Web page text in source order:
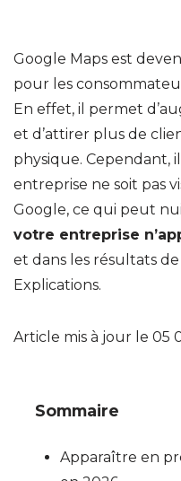
Google Maps est
pour les
En effet, il permet
et d’attirer plus de
physique. Cependant,
entreprise ne soit pas
Google, ce qui peut
votre entreprise
et dans les résultats
Explications.
Article mis à jour le 05
Sommaire
Apparaître en